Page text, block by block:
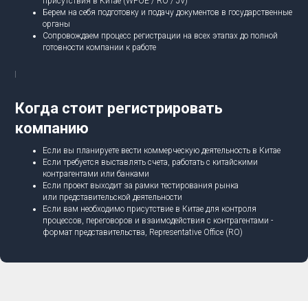
Берем на себя подготовку и подачу документов в государственные
органы
Сопровождаем процесс регистрации на всех этапах до полной
готовности компании к работе
Когда стоит регистрировать
компанию
Если вы планируете вести коммерческую деятельность в Китае
Если требуется выставлять счета, работать с китайскими
контрагентами или банками
Если проект выходит за рамки тестирования рынка
или представительской деятельности
Если вам необходимо присутствие в Китае для контроля
процессов, переговоров и взаимодействия с контрагентами -
формат представительства, Representative Office (RO)